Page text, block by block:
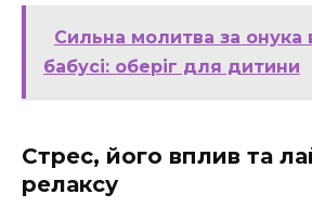
Сильна молитва за онука
бабусі: оберіг для дитини
Стрес, його вплив та
релаксу